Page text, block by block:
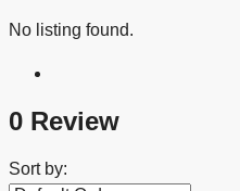
No listing found.
0 Review
Sort by: